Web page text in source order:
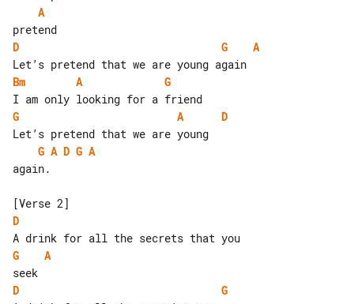
A
D
G
A
Bm
A
G
G
A
D
G A D G A
again.
D
G
A
D
G